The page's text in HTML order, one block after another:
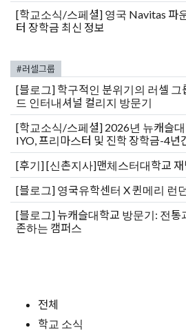
[학교소식/스페셜] 영국 Navitas 파
터 장학금 최신 정보
#러셀그룹
[블로그] 학구적인 분위기의 러셀 그
드 인터내셔널 컬리지 방문기
[학교소식/스페셜] 2026년 뉴캐슬
IYO, 프리마스터 및 진학 장학금-4년
[후기][신촌지사]맨체스터대학교
[블로그] 영국유학센터 X 퀸메리 런
[블로그]뉴캐슬대학교 방문기: 전통
존하는 캠퍼스
전체
학교 소식